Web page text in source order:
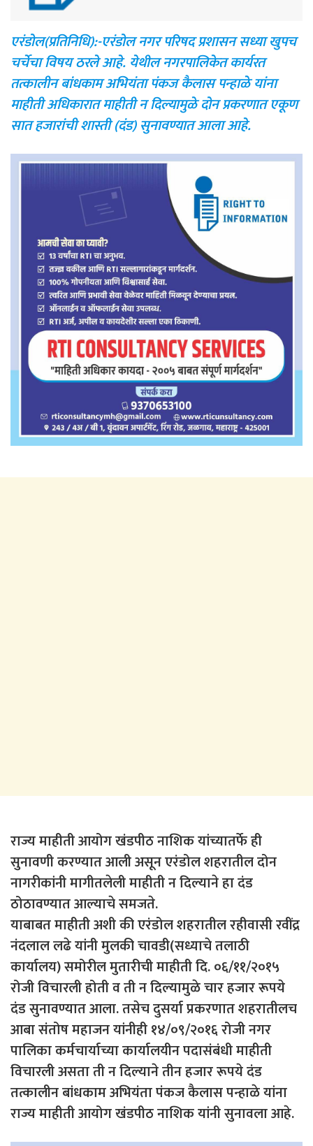
एरंडोल(प्रतिनिधि):-एरंडोल नगर परिषद प्रशासन सध्या खुपच
चर्चेचा विषय ठरले आहे. येथील नगरपालिकेत कार्यरत
तत्कालीन बांधकाम अभियंता पंकज कैलास पन्हाळे यांना
माहीती अधिकारात माहीती न दिल्यामुळे दोन प्रकरणात एकूण
सात हजारांची शास्ती (दंड) सुनावण्यात आला आहे.
राज्य माहीती आयोग खंडपीठ नाशिक यांच्यातर्फे ही
सुनावणी करण्यात आली असून एरंडोल शहरातील दोन
नागरीकांनी मागीतलेली माहीती न दिल्याने हा दंड
ठोठावण्यात आल्याचे समजते.
याबाबत माहीती अशी की एरंडोल शहरातील रहीवासी रवींद्र
नंदलाल लढे यांनी मुलकी चावडी(सध्याचे तलाठी
कार्यालय) समोरील मुतारीची माहीती दि. ०६/११/२०१५
रोजी विचारली होती व ती न दिल्यामुळे चार हजार रूपये
दंड सुनावण्यात आला. तसेच दुसर्या प्रकरणात शहरातीलच
आबा संतोष महाजन यांनीही १४/०९/२०१६ रोजी नगर
पालिका कर्मचार्याच्या कार्यालयीन पदासंबंधी माहीती
विचारली असता ती न दिल्याने तीन हजार रूपये दंड
तत्कालीन बांधकाम अभियंता पंकज कैलास पन्हाळे यांना
राज्य माहीती आयोग खंडपीठ नाशिक यांनी सुनावला आहे.